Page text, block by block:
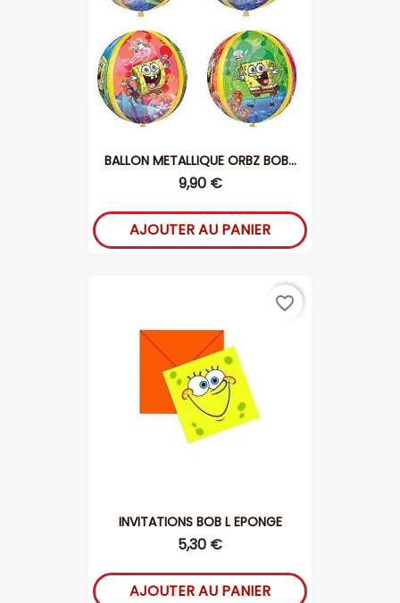
BALLON METALLIQUE ORBZ BOB...
9,90 €
AJOUTER AU PANIER
INVITATIONS BOB L EPONGE
5,30 €
AJOUTER AU PANIER
favorite_border